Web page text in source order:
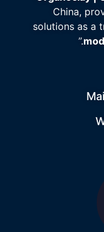
China,
solutions as a